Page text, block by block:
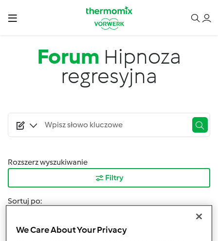
Forum Hipnoza
regresyjna
Rozszerz wyszukiwanie
Filtry
Sortuj po:
We Care About Your Privacy